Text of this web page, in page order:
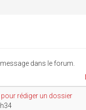
dans le forum.
rédiger un dossier